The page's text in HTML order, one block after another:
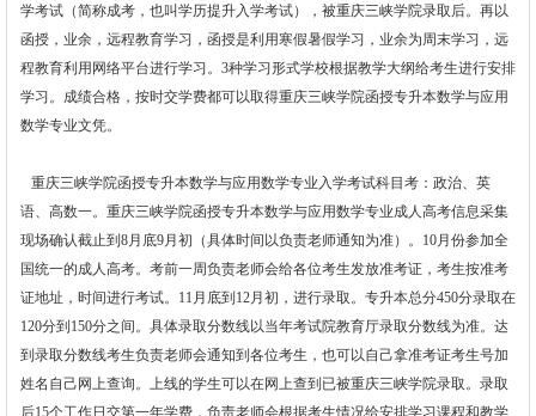
学考试（简称成考，也叫学历提升入学考试），被重庆三峡学院录取后。再以
函授，业余，远程教育学习，函授是利用寒假暑假学习，业余为周末学习，远
程教育利用网络平台进行学习。3种学习形式学校根据教学大纲给考生进行安排
学习。成绩合格，按时交学费都可以取得重庆三峡学院函授专升本数学与应用
数学专业文凭。
重庆三峡学院函授专升本数学与应用数学专业入学考试科目考： 政治、英
语、高数一。重庆三峡学院函授专升本数学与应用数学专业成人高考信息采集
现场确认截止到8月底9月初（具体时间以负责老师通知为准）。10月份参加全
国统一的成人高考。考前一周负责老师会给各位考生发放准考证，考生按准考
证地址，时间进行考试。11月底到12月初，进行录取。 专升本总分450分录取在
120分到150分之间 。具体录取分数线以当年考试院教育厅录取分数线为准。达
到录取分数线考生负责老师会通知到各位考生，也可以自己拿准考证考生号加
姓名自己网上查询。上线的学生可以在网上查到已被重庆三峡学院录取。录取
后15个工作日交第一年学费，负责老师会根据考生情况给安排学习课程和教学